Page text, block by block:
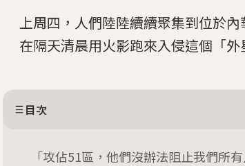
上周四，人們陸陸續續聚集到位於
在隔天清晨用火影跑來入侵這個「外
目次
「攻佔51區，他們沒辦法阻止我們所有